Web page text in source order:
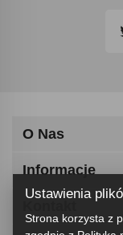
O Nas
Informacje
Ustawienia
Strona korzysta z